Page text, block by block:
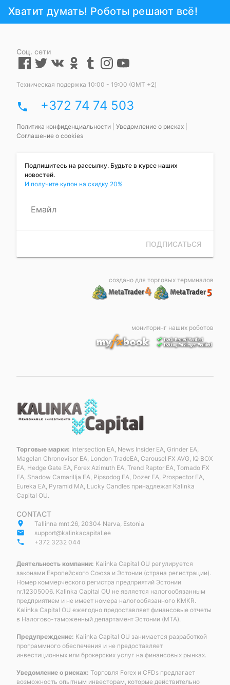
Хватит думать! Роботы решают всё!
Соц. сети
Техническая подержка 10:00 - 19:00 (GMT +2)
phone +372 74 74 503
Политика конфиденциальности Уведомление о рисках
Соглашение о cookies
Подпишитесь на рассылку. Будьте в курсе наших
новостей.
И получите купон на скидку 20%
Емайл
ПОДПИСАТЬСЯ
создано для торговых терминалов
мониторинг наших роботов
Торговые марки: Intersection EA, News Insider EA, Grinder EA,
Magelan Chronovisor EA, London TradeEA, Carousel FX AVG, IQ BOX
EA, Hedge Gate EA, Forex Azimuth EA, Trend Raptor EA, Tornado FX
EA, Shadow Camarillja EA, Pipsodog EA, Dozer EA, Prospector EA,
Eureka EA, Pyramid MA, Lucky Candles принадлежат Kalinka
Capital OU.
CONTACT
place Tallinna mnt.26, 20304 Narva, Estonia
email support@kalinkacapital.ee
phone +372 3232 044
Деятельность компании: Kalinka Capital OU регулируется
законами Европейского Союза и Эстонии (страна регистрации).
Номер коммерческого регистра предприятий Эстонии
nr.12305006. Kalinka Capital OU не является налогообязанным
предприятием и не имеет номера налогообязанного KMKR.
Kalinka Capital OU ежегодно предоставляет финансовые отчеты
в Налогово-таможенный департамент Эстонии (MTA).
Предупреждение: Kalinka Capital OU занимается разработкой
программного обеспечения и не предоставляет
инвестиционных или брокерских услуг на финансовых рынках.
Уведомление о рисках: Торговля Forex и CFDs предлагает
возможность опытным инвесторам, которые действительно